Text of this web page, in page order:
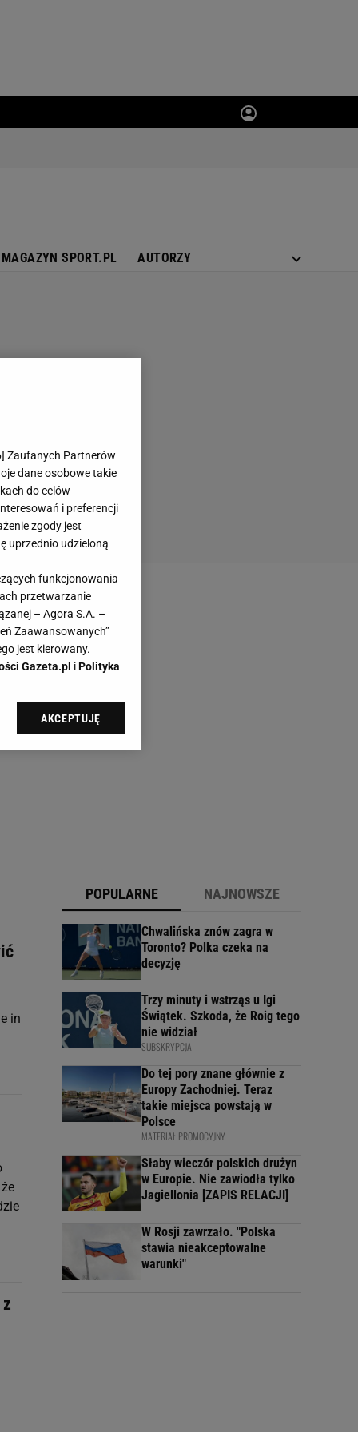
MAGAZYN SPORT.PL AUTORZY
in
POPULARNE NAJNOWSZE
Chwalińska znów zagra w
Toronto? Polka czeka na
decyzję
Trzy minuty i wstrząs u Igi
Świątek. Szkoda, że Roig tego
nie widział
SUBSKRYPCJA
Do tej pory znane głównie z
Europy Zachodniej. Teraz
takie miejsca powstają w
Polsce
MATERIAŁ PROMOCYJNY
Słaby wieczór polskich drużyn
w Europie. Nie zawiodła tylko
Jagiellonia [ZAPIS RELACJI]
W Rosji zawrzało. "Polska
stawia nieakceptowalne
warunki"
] Zaufanych Partnerów
dane osobowe takie
do celów
i preferencji
zgody jest
uprzednio udzieloną
funkcjonowania
przetwarzanie
– Agora S.A. –
Zaawansowanych”
jest kierowany.
Gazeta.pl iPolityka
sp. z o.o., jej
swoje preferencje
AKCEPTUJĘ